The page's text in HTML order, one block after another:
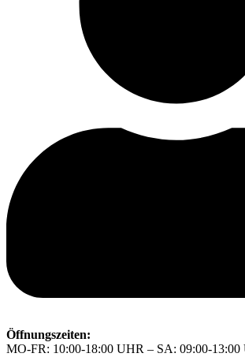
Öffnungszeiten:
MO-FR: 10:00-18:00 UHR – SA: 09:00-13:00